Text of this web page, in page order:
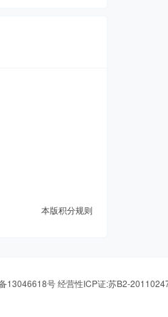
本版积分规则
13046618号 经营性ICP证:苏B2-